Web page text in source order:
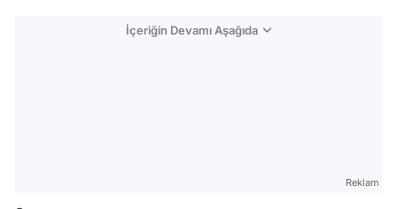
İçeriğin Devamı Aşağıda
Reklam